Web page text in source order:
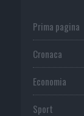
Prima pagina
Cronaca
Economia
Sport